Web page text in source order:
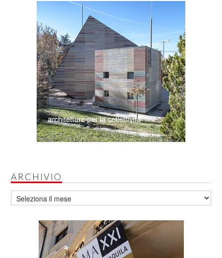
ARCHIVIO